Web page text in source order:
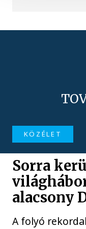
KÖZÉLET
Sorra
alacsony
A folyó